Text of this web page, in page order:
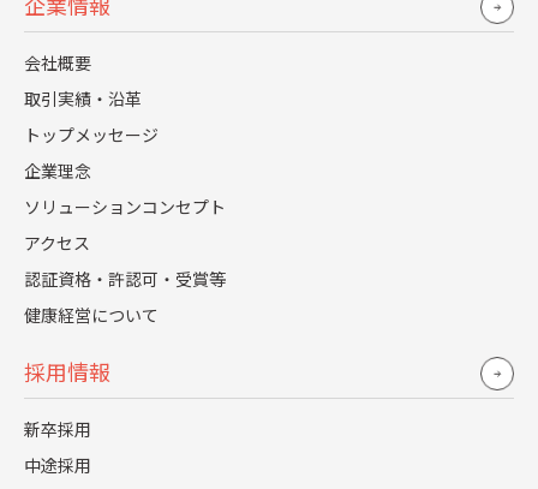
会社概要
取引実績・沿革
トップメッセージ
企業理念
ソリューションコンセプト
アクセス
認証資格・許認可・受賞等
健康経営について
採用情報
新卒採用
中途採用
面接業務をプロに代行してもらえるサービスに関する詳細
はこちらをご覧ください。
>> 採用代行と面接代行の違いは？4つのメリットや利用の
流れ・選定ポイントまで解説
ここから先は、一足先にWeb面接を経験した面接官と応募
者から聞こえた声を紹介します。 導入にあたって参考にな
るものが多いと思いますので、ぜひお目通しください。